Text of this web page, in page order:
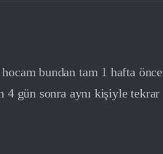
bundan tam 1 hafta önce
4 gün sonra aynı kişiyle tekrar